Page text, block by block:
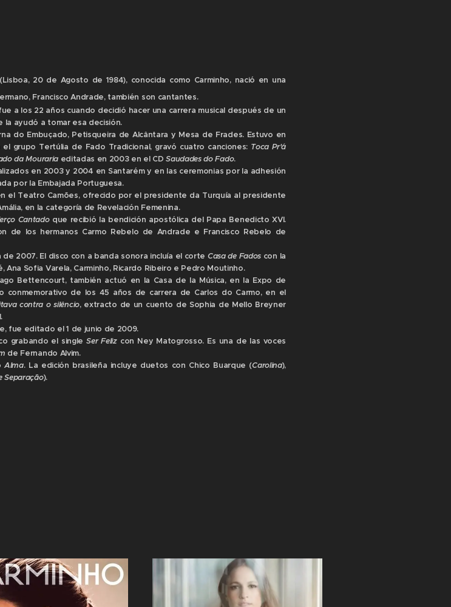
20 de Agosto de 1984), conocida como Carminho, nació en una
Francisco Andrade, también son cantantes.
a los 22 años cuando decidió hacer una carrera musical después de un
la ayudó a tomar esa decisión.
do Embuçado, Petisqueira de Alcântara y Mesa de Frades. Estuvo en
grupo Tertúlia de Fado Tradicional, gravó cuatro canciones: Toca Pr'á
da Mourariaeditadas en 2003 en el CDSaudades do Fado.
en 2003 y 2004 en Santarém y en las ceremonias por la adhesión
por la Embajada Portuguesa.
el Teatro Camões, ofrecido por el presidente da Turquía al presidente
en la categoría de Revelación Femenina.
Cantadoque recibió la bendición apostólica del Papa Benedicto XVI.
de los hermanos Carmo Rebelo de Andrade e Francisco Rebelo de
de 2007. El disco con a banda sonora incluía el corte Casa de Fados con la
Sofia Varela, Carminho, Ricardo Ribeiro e Pedro Moutinho.
Bettencourt, también actuó en la Casa de la Música, en la Expo de
conmemorativo de los 45 años de carrera de Carlos do Carmo, en el
contra o silêncio, e​xtracto de un cuento de Sophia de Mello Breyner
fue editado el 1 de junio de 2009.
grabando el singleSer Felizcon Ney Matogrosso. Es una de las voces
de Fernando Alvim.
Alma. La edición brasileña incluye duetos con Chico Buarque (Carolina),
Separação).​